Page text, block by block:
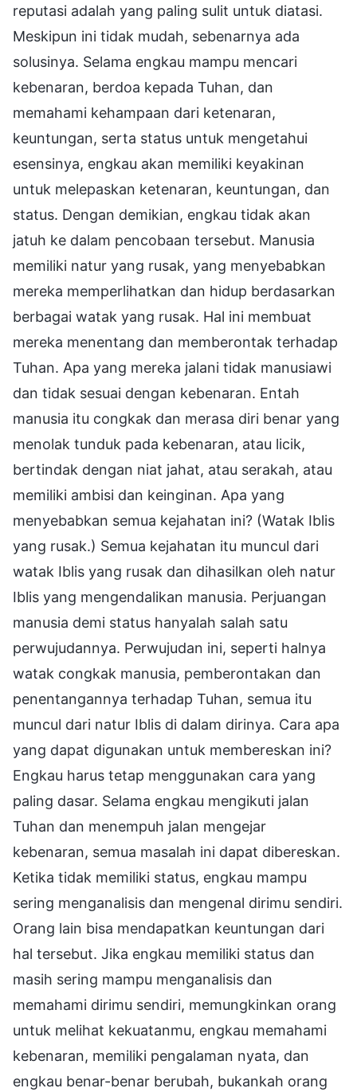
reputasi adalah yang paling sulit untuk diatasi.
Meskipun ini tidak mudah, sebenarnya ada
solusinya. Selama engkau mampu mencari
kebenaran, berdoa kepada Tuhan, dan
memahami kehampaan dari ketenaran,
keuntungan, serta status untuk mengetahui
esensinya, engkau akan memiliki keyakinan
untuk melepaskan ketenaran, keuntungan, dan
status. Dengan demikian, engkau tidak akan
jatuh ke dalam pencobaan tersebut. Manusia
memiliki natur yang rusak, yang menyebabkan
mereka memperlihatkan dan hidup berdasarkan
berbagai watak yang rusak. Hal ini membuat
mereka menentang dan memberontak terhadap
Tuhan. Apa yang mereka jalani tidak manusiawi
dan tidak sesuai dengan kebenaran. Entah
manusia itu congkak dan merasa diri benar yang
menolak tunduk pada kebenaran, atau licik,
bertindak dengan niat jahat, atau serakah, atau
memiliki ambisi dan keinginan. Apa yang
menyebabkan semua kejahatan ini? (Watak Iblis
yang rusak.) Semua kejahatan itu muncul dari
watak Iblis yang rusak dan dihasilkan oleh natur
Iblis yang mengendalikan manusia. Perjuangan
manusia demi status hanyalah salah satu
perwujudannya. Perwujudan ini, seperti halnya
watak congkak manusia, pemberontakan dan
penentangannya terhadap Tuhan, semua itu
muncul dari natur Iblis di dalam dirinya. Cara apa
yang dapat digunakan untuk membereskan ini?
Engkau harus tetap menggunakan cara yang
paling dasar. Selama engkau mengikuti jalan
Tuhan dan menempuh jalan mengejar
kebenaran, semua masalah ini dapat dibereskan.
Ketika tidak memiliki status, engkau mampu
sering menganalisis dan mengenal dirimu sendiri.
Orang lain bisa mendapatkan keuntungan dari
hal tersebut. Jika engkau memiliki status dan
masih sering mampu menganalisis dan
memahami dirimu sendiri, memungkinkan orang
untuk melihat kekuatanmu, engkau memahami
kebenaran, memiliki pengalaman nyata, dan
engkau benar-benar berubah, bukankah orang